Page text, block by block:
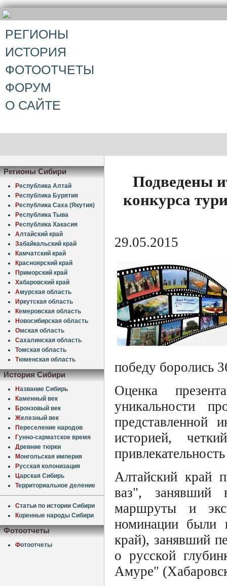
РЕГИОНЫ
ИСТОРИЯ
ФОТООТЧЕТЫ
ФОРУМ
О САЙТЕ
Регионы Сибири
Республика Алтай
Республика Бурятия
Республика Саха (Якутия)
Республика Тыва
Республика Хакасия
Алтайский край
Забайкальский край
Камчатский край
Красноярский край
Приморский край
Хабаровский край
Амурская область
Иркутская область
Кемеровская область
Новосибирская область
Омская область
Сахалинская область
Томская область
Тюменская область
История Сибири
Название Сибирь
Каменный век
Бронзовый век
Железный век
Переселение народов
Гунно-сарматское время
Древние тюрки
Монгольская империя
Русская колонизация
Царская Сибирь
Территориальное деление
Статьи по истории Сибири
Коренные народы Сибири
Фотоотчеты
Фотоотчеты
Подведены
конкурса
29.05.2015
победу боролись
Оценка
уникальности
представленной
историей,
Алтайский край
ваз", занявший
маршруты и
номинации были
край), занявший
о русской
Амуре"